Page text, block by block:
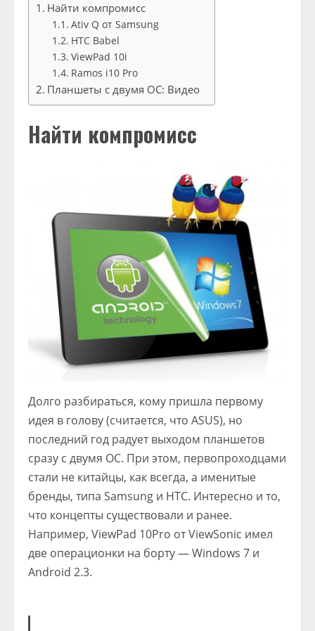
Найти компромисс
Ativ Q от Samsung
HTC Babel
ViewPad 10i
Ramos i10 Pro
Планшеты с двумя ОС: Видео
Найти компромисс
Долго разбираться, кому пришла первому
идея в голову (считается, что ASUS), но
последний год радует выходом планшетов
сразу с двумя ОС. При этом, первопроходцами
стали не китайцы, как всегда, а именитые
бренды, типа Samsung и HTC. Интересно и то,
что концепты существовали и ранее.
Например, ViewPad 10Pro от ViewSonic имел
две операционки на борту — Windows 7 и
Android 2.3.